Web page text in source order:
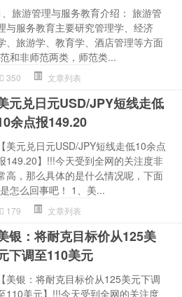
、旅游管理与服务教育介绍： 旅游管
与服务教育主要研究管理学、经济
、旅游学、教育学、酒店管理等方面
和非师范两类，师范类...
350 文章列表
元兑日元USD/JPY短线走低
余点报149.20
【美元兑日元USD/JPY短线走低10余点
149.20】!!!今天受到全网的关注度非
高，那么具体的是什么情况呢，下面
怎么回事吧！ 1、美...
179 文章列表
银：将耐克目标价从125美
下调至110美元
【美银：将耐克目标价从125美元下调
110美元】!!!今天受到全网的关注度